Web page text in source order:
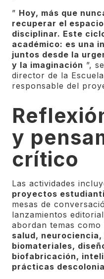
” Hoy, más que
recuperar el
disciplinar. Este
académico: es una
juntos desde la
y la imaginación ”,
director de la
responsable del
y
crítico
Las actividades
proyectos
mesas de
lanzamientos
abordan temas como
salud, neurociencia,
biomateriales,
biofabricación,
prácticas